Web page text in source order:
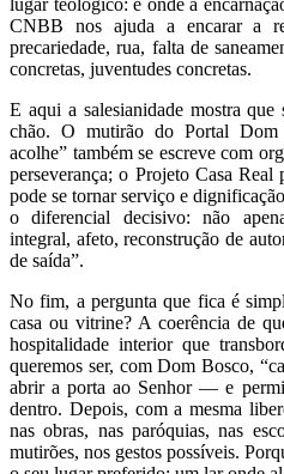
CNBB nos ajuda a encarar a
precariedade, rua, falta de
concretas, juventudes concretas.
E aqui a salesianidade mostra
chão. O mutirão do Portal Dom
acolhe” também se escreve com
perseverança; o Projeto Casa
pode se tornar serviço e
o diferencial decisivo: não
integral, afeto, reconstrução de
de saída”.
No fim, a pergunta que fica é
casa ou vitrine? A coerência de
hospitalidade interior que
queremos ser, com Dom Bosco,
abrir a porta ao Senhor — e
dentro. Depois, com a mesma
nas obras, nas paróquias, nas
mutirões, nos gestos possíveis.